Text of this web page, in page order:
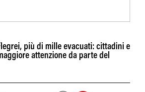
più di mille evacuati: cittadini e
attenzione da parte del